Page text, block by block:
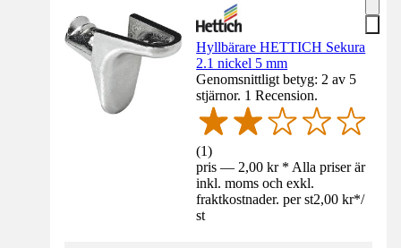
Hyllbärare HETTICH Sekura
2.1 nickel 5 mm
Genomsnittligt betyg: 2 av 5
stjärnor. 1 Recension.
(1)
pris — 2,00 kr * Alla priser är
inkl. moms och exkl.
fraktkostnader. per st2,00 kr*/
st